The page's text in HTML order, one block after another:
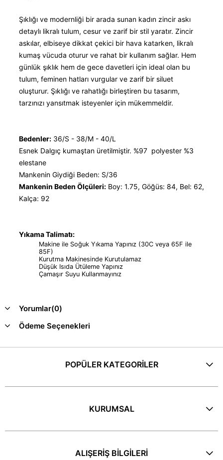
Şıklığı ve modernliği bir arada sunan kadın zincir askı
detaylı likralı tulum, cesur ve zarif bir stil yaratır. Zincir
askılar, elbiseye dikkat çekici bir hava katarken, likralı
kumaş vücuda oturur ve rahat bir kullanım sağlar. Hem
günlük şıklık hem de gece davetleri için ideal olan bu
tulum, feminen hatları vurgular ve zarif bir siluet
oluşturur. Şıklığı ve rahatlığı birleştiren bu tasarım,
tarzınızı yansıtmak isteyenler için mükemmeldir.
Bedenler: 36/S - 38/M - 40/L
Esnek Dalgıç kumaştan üretilmiştir. %97 polyester %3
elestane
Mankenin Giydiği Beden: S/36
Mankenin Beden Ölçüleri: Boy: 1.75, Göğüs: 84, Bel: 62,
Kalça: 92
Yıkama Talimatı:
Makine ile Soğuk Yıkama Yapınız (30C veya 65F ile
85F)
Kurutma Makinesinde Kurutulamaz
Düşük Isıda Ütüleme Yapınız
Çamaşır Suyu Kullanmayınız
Yorumlar(0)
Ödeme Seçenekleri
POPÜLER KATEGORİLER
KURUMSAL
ALIŞERİŞ BİLGİLERİ